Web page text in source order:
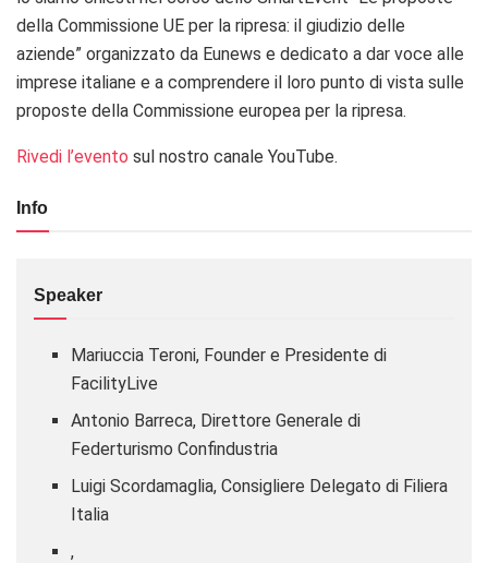
della Commissione UE per la ripresa: il giudizio delle
aziende” organizzato da Eunews e dedicato a dar voce alle
imprese italiane e a comprendere il loro punto di vista sulle
proposte della Commissione europea per la ripresa.
Rivedi l’evento sul nostro canale YouTube.
Info
Speaker
Mariuccia Teroni, Founder e Presidente di
FacilityLive
Antonio Barreca, Direttore Generale di
Federturismo Confindustria
Luigi Scordamaglia, Consigliere Delegato di Filiera
Italia
,